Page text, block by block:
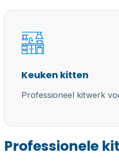
Keuken kitten
Professioneel kitwerk
Professionele